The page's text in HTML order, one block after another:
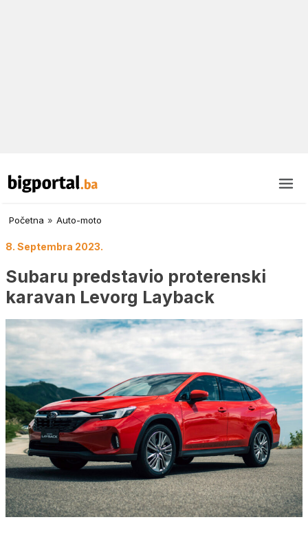
Početna » Auto-moto
8. Septembra 2023.
Subaru predstavio proterenski
karavan Levorg Layback